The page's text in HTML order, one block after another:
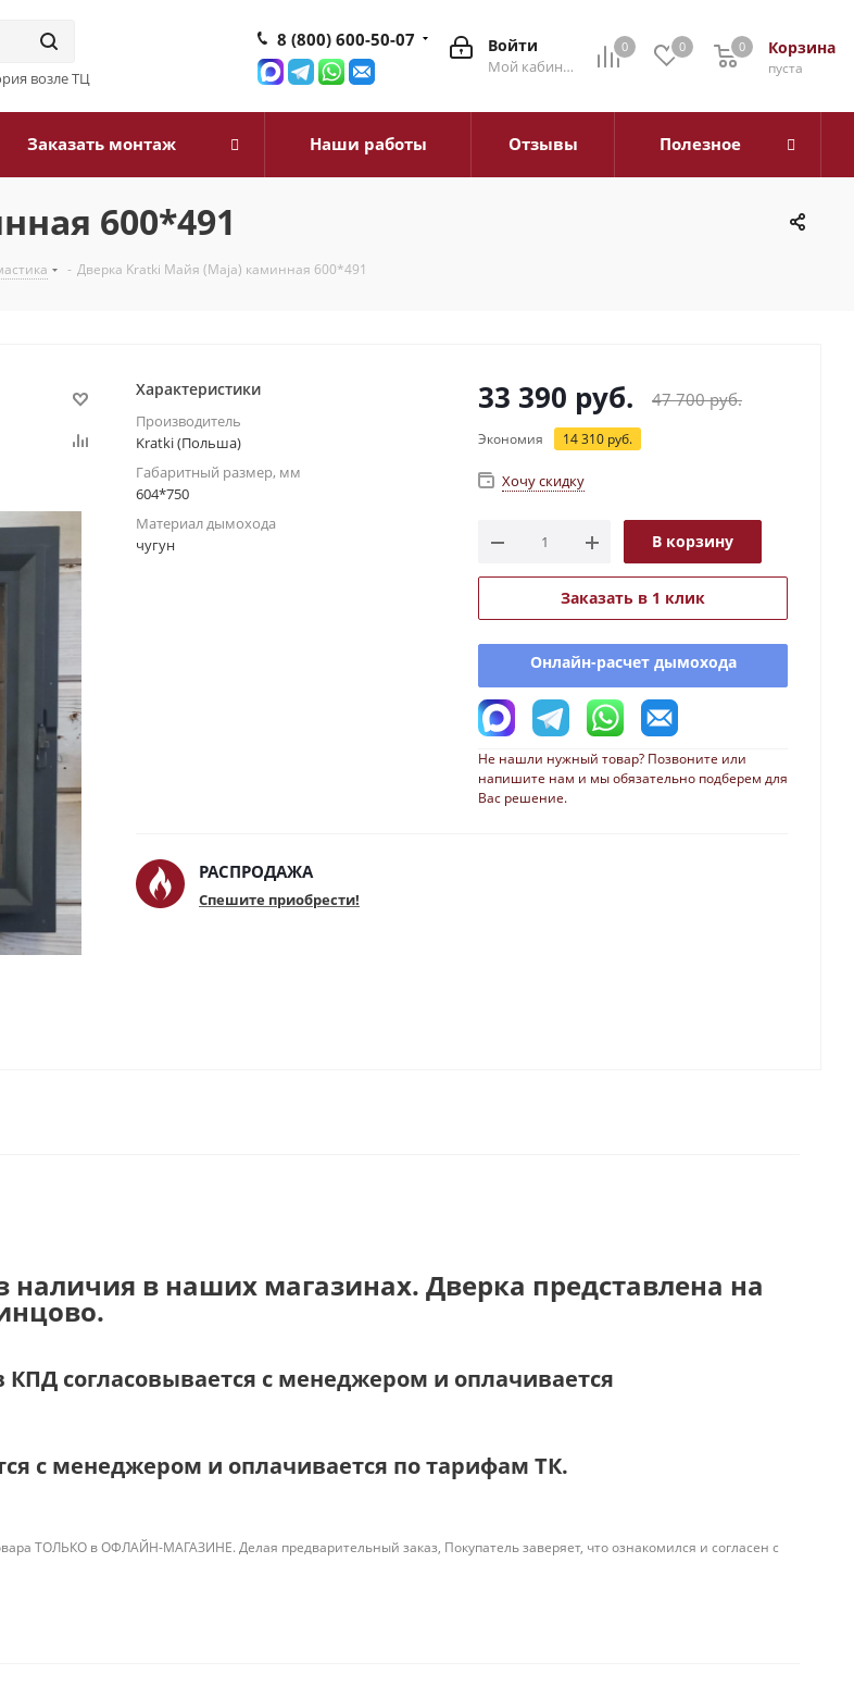
возле ТЦ
0 0 Корзина
0
пуста
0
Войти
Мой кабинет
8 (800) 600-50-07
Заказать монтаж Наши работы Отзывы Полезное
600*491
- Дверка Kratki Майя (Maja) каминная 600*491
Характеристики
Производитель
Kratki (Польша)
Габаритный размер, мм
604*750
Материал дымохода
чугун
33 390 руб. 47 700руб.
Экономия 14 310 руб.
Хочу скидку
В корзину
Заказать в 1 клик
Онлайн-расчет дымохода
Не нашли нужный товар? Позвоните или
напишите нам и мы обязательно подберем для
Вас решение.
РАСПРОДАЖА
Спешите приобрести!
наличия в наших магазинах. Дверка представлена на
согласовывается с менеджером и оплачивается
с менеджером и оплачивается по тарифам ТК.
ТОЛЬКО в ОФЛАЙН-МАГАЗИНЕ. Делая предварительный заказ, Покупатель заверяет, что ознакомился и согласен с